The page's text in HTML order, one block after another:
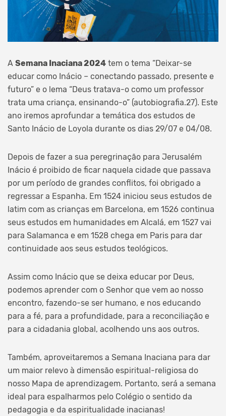
A Semana Inaciana 2024 tem o tema “Deixar-se
educar como Inácio – conectando passado, presente e
futuro” e o lema “Deus tratava-o como um professor
trata uma criança, ensinando-o” (autobiografia.27). Este
ano iremos aprofundar a temática dos estudos de
Santo Inácio de Loyola durante os dias 29/07 e 04/08.
Depois de fazer a sua peregrinação para Jerusalém
Inácio é proibido de ficar naquela cidade que passava
por um período de grandes conflitos, foi obrigado a
regressar a Espanha. Em 1524 iniciou seus estudos de
latim com as crianças em Barcelona, em 1526 continua
seus estudos em humanidades em Alcalá, em 1527 vai
para Salamanca e em 1528 chega em Paris para dar
continuidade aos seus estudos teológicos.
Assim como Inácio que se deixa educar por Deus,
podemos aprender com o Senhor que vem ao nosso
encontro, fazendo-se ser humano, e nos educando
para a fé, para a profundidade, para a reconciliação e
para a cidadania global, acolhendo uns aos outros.
Também, aproveitaremos a Semana Inaciana para dar
um maior relevo à dimensão espiritual-religiosa do
nosso Mapa de aprendizagem. Portanto, será a semana
ideal para espalharmos pelo Colégio o sentido da
pedagogia e da espiritualidade inacianas!